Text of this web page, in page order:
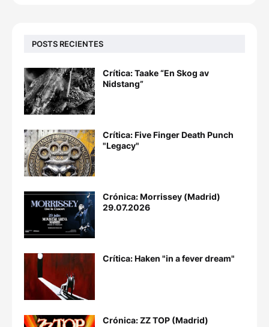
POSTS RECIENTES
Crítica: Taake “En Skog av
Nidstang”
Crítica: Five Finger Death Punch
"Legacy"
Crónica: Morrissey (Madrid)
29.07.2026
Crítica: Haken "in a fever dream"
Crónica: ZZ TOP (Madrid)